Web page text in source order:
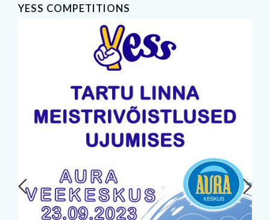
YESS COMPETITIONS